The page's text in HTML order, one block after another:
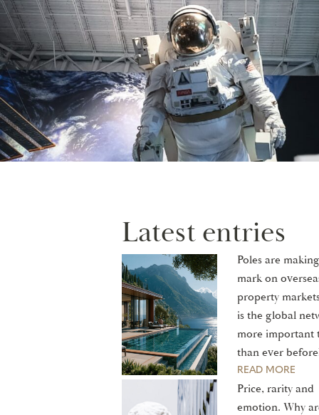
Latest entries
Poles are
mark on
property
is the global
more important
than ever
READ MORE
Price, rarity and
emotion. Why